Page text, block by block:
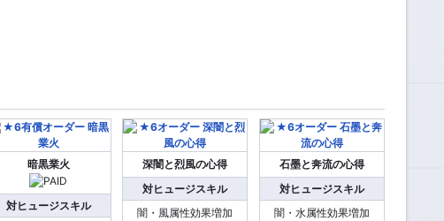
暗黒業火
対ヒュージスキル
深闇と烈風の心得
対ヒュージスキル
闇・風属性効果増加
石墨と奔流の心得
対ヒュージスキル
闇・水属性効果増加